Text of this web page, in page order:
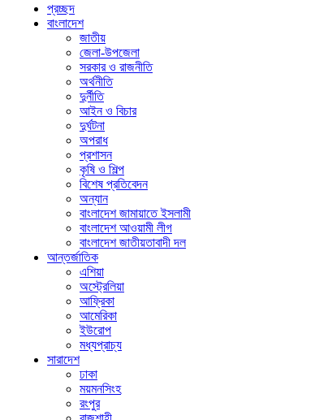
প্রচ্ছদ
বাংলাদেশ
জাতীয়
জেলা-উপজেলা
সরকার ও রাজনীতি
অর্থনীতি
দুর্নীতি
আইন ও বিচার
দুর্ঘটনা
অপরাধ
প্রশাসন
কৃষি ও শিল্প
বিশেষ প্রতিবেদন
অন্যান
বাংলাদেশ জামায়াতে ইসলামী
বাংলাদেশ আওয়ামী লীগ
বাংলাদেশ জাতীয়তাবাদী দল
আন্তর্জাতিক
এশিয়া
অস্ট্রেলিয়া
আফ্রিকা
আমেরিকা
ইউরোপ
মধ্যপ্রাচ্য
সারাদেশ
ঢাকা
ময়মনসিংহ
রংপুর